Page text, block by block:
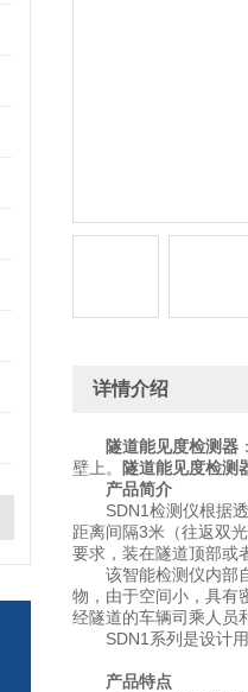
详情介绍
隧道能见度检测器
壁上。
隧道能见度检测
产品简介
SDN1检测仪根据透
距离间隔3米（往返双
要求，装在隧道顶部或
该智能检测仪内部自
物，由于空间小，具有
经隧道的车辆司乘人员
SDN1系列是设计用
产品特点